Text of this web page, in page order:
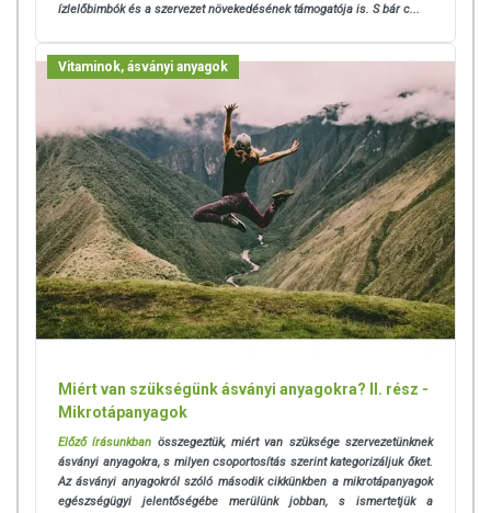
ízlelőbimbók és a szervezet növekedésének támogatója is. S bár c...
Vitaminok, ásványi anyagok
Miért van szükségünk ásványi anyagokra? II. rész -
Mikrotápanyagok
Előző írásunkban összegeztük, miért van szüksége szervezetünknek
ásványi anyagokra, s milyen csoportosítás szerint kategorizáljuk őket.
Az ásványi anyagokról szóló második cikkünkben a mikrotápanyagok
egészségügyi jelentőségébe merülünk jobban, s ismertetjük a